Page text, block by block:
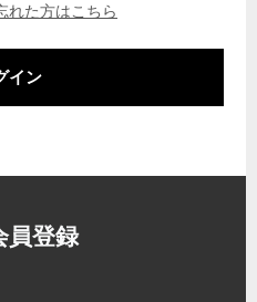
れた方はこちら
イン
員登録